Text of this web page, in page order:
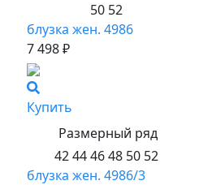
50 52
блузка жен. 4986
7 498 ₽
Купить
Размерный ряд
42 44 46 48 50 52
блузка жен. 4986/3